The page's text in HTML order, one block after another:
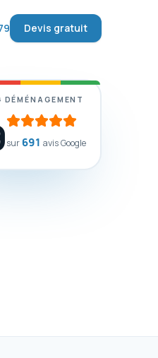
Devis gratuit
DÉMÉNAGEMENT
sur691 avis Google